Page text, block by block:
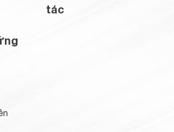
tác